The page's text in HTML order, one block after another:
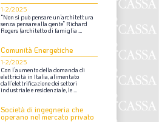
1-2/2025
“Non si può pensare un’architettura
senza pensarealla gente” Richard
Rogers (architettodi famiglia
Comunità Energetiche
1-2/2025
Con l’aumentodella domanda di
elettricità in Italia, alimentato
dall’elettrificazionedei settori
industrialee residenziale, le
Società di ingegneria che
operano nel mercato privato